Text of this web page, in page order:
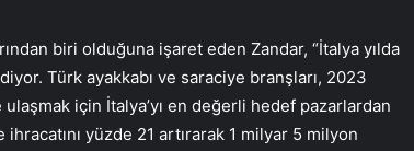
biri olduğuna işaret eden Zandar, “İtalya yılda
Türk ayakkabı ve saraciye branşları, 2023
için İtalya’yı en değerli hedef pazarlardan
yüzde 21 artırarak 1 milyar 5 milyon